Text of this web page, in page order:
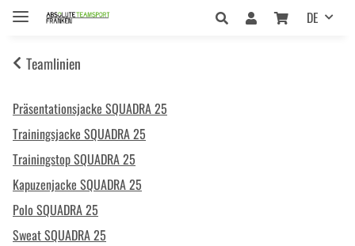
DE
Teamlinien
Präsentationsjacke SQUADRA 25
Trainingsjacke SQUADRA 25
Trainingstop SQUADRA 25
Kapuzenjacke SQUADRA 25
Polo SQUADRA 25
Sweat SQUADRA 25